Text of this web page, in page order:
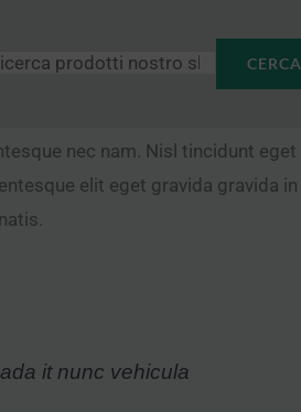
CERCA
nec nam. Nisl tincidunt eget
elit eget gravida gravida in
it nunc vehicula